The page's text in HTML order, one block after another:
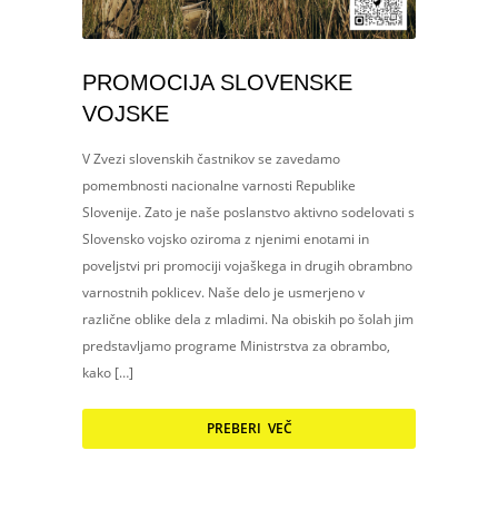
PROMOCIJA SLOVENSKE
VOJSKE
V Zvezi slovenskih častnikov se zavedamo
pomembnosti nacionalne varnosti Republike
Slovenije. Zato je naše poslanstvo aktivno sodelovati s
Slovensko vojsko oziroma z njenimi enotami in
poveljstvi pri promociji vojaškega in drugih obrambno
varnostnih poklicev. Naše delo je usmerjeno v
različne oblike dela z mladimi. Na obiskih po šolah jim
predstavljamo programe Ministrstva za obrambo,
kako […]
PREBERI VEČ